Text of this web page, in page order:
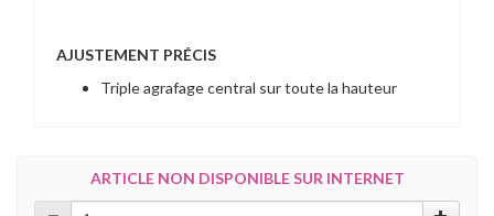
AJUSTEMENT PRÉCIS
Triple agrafage central sur toute la hauteur
ARTICLE NON DISPONIBLE SUR INTERNET